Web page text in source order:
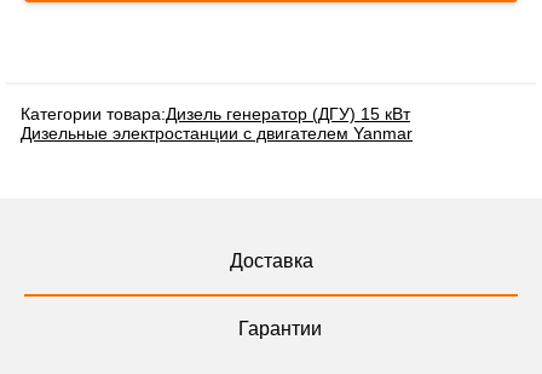
Категории товара:Дизель генератор (ДГУ) 15 кВт
Дизельные электростанции с двигателем Yanmar
Доставка
Гарантии